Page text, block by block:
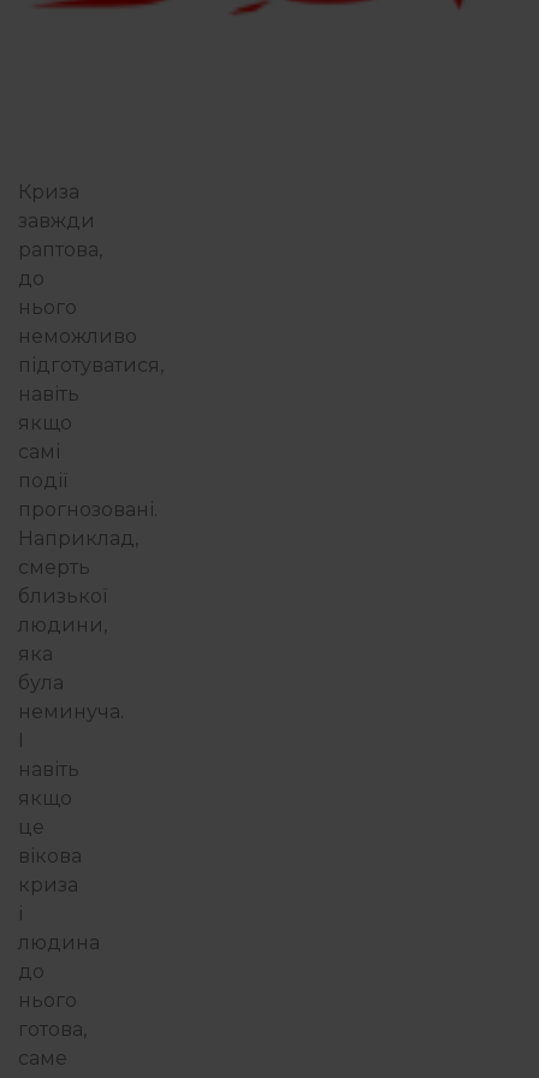
Криза
завжди
раптова,
до
нього
неможливо
підготуватися,
навіть
якщо
самі
події
прогнозовані.
Наприклад,
смерть
близької
людини,
яка
була
неминуча.
І
навіть
якщо
це
вікова
криза
і
людина
до
нього
готова,
саме